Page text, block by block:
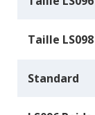
Taille LS098
Standard